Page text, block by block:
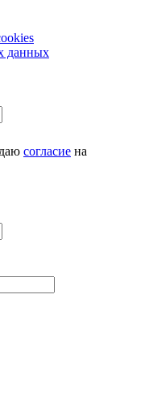
данных
согласие на